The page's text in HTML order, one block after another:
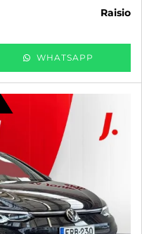
raisio
WHATSAPP